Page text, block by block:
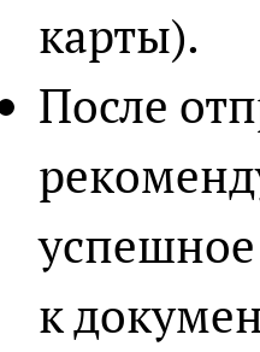
карты).
После
к